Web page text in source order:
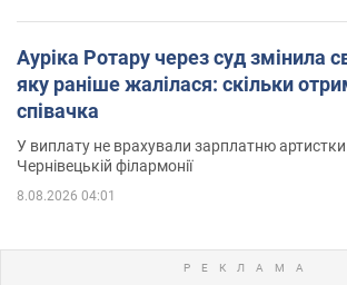
Ауріка Ротару через суд змінила
яку раніше жалілася: скільки
співачка
У виплату не врахували зарплатню
Чернівецькій філармонії
8.08.2026 04:01